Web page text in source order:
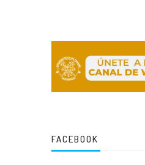
FACEBOOK